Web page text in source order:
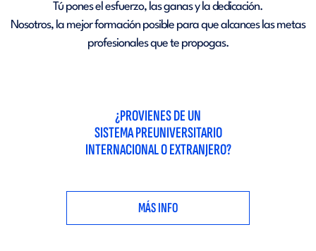
Tú pones el esfuerzo, las ganas y la dedicación.
Nosotros, la mejor formación posible para que alcances las metas
profesionales que te propogas.
¿PROVIENES DE UN
SISTEMA PREUNIVERSITARIO
INTERNACIONAL O EXTRANJERO?
MÁS INFO